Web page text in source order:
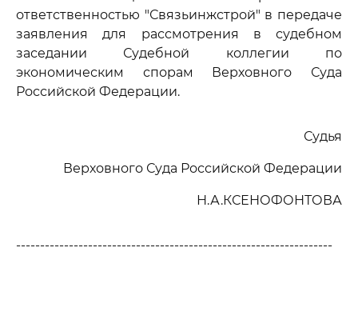
ответственностью "Связьинжстрой" в передаче
заявления для рассмотрения в судебном
заседании Судебной коллегии по
экономическим спорам Верховного Суда
Российской Федерации.
Судья
Верховного Суда Российской Федерации
Н.А.КСЕНОФОНТОВА
------------------------------------------------------------------